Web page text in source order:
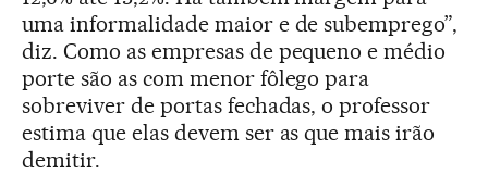
uma informalidade maior e de subemprego”,
diz. Como as empresas de pequeno e médio
porte são as com menor fôlego para
sobreviver de portas fechadas, o professor
estima que elas devem ser as que mais irão
demitir.